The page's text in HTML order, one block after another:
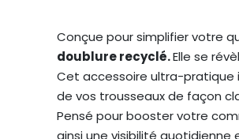
Conçue pour simplifier votre
doublure recyclé.Elle se
Cet accessoire ultra-pratique
de vos trousseaux de façon
Pensé pour booster votre
ainsi une visibilité